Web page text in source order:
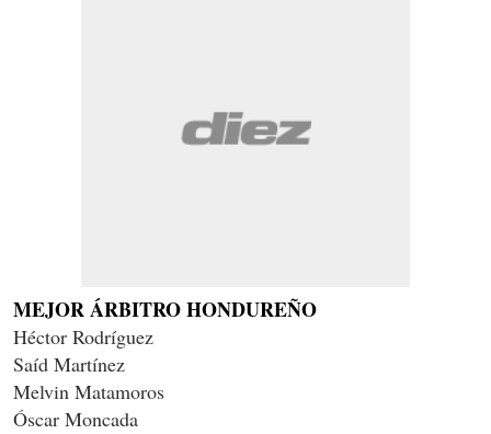
MEJOR ÁRBITRO HONDUREÑO
Héctor Rodríguez
Saíd Martínez
Melvin Matamoros
Óscar Moncada